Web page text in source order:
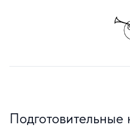
Подготовительные